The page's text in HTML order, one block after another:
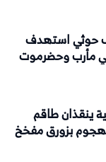
قصف حوثي استهدف
مأرب وحضرموت
ينقذان طاقم
بزورق مفخخ